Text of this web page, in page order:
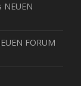
FORUM